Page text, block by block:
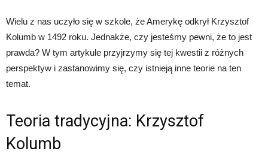
Wielu z nas uczyło się w szkole, że Amerykę odkrył Krzysztof
Kolumb w 1492 roku. Jednakże, czy jesteśmy pewni, że to jest
prawda? W tym artykule przyjrzymy się tej kwestii z różnych
perspektyw i zastanowimy się, czy istnieją inne teorie na ten
temat.
Teoria tradycyjna: Krzysztof
Kolumb